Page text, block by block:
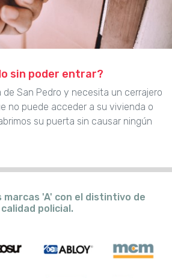
sin poder entrar?
San Pedro y necesita un cerrajero
no puede acceder a su vivienda o
su puerta sin causar ningún
marcas 'A' con el distintivo de
calidad policial.